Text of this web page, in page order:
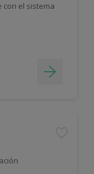
con el sistema